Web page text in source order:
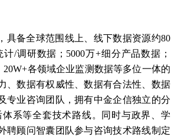
具备全球范围线上、线下数据资源约80
/调研数据；5000万+细分产品数据；
各领域企业监测数据等多位一体的
、数据有权威性、数据有合法性、数据
专业咨询团队，拥有中金企信独立的分
系等全套技术路线。同时与政界、学
聘顾问智囊团队参与咨询技术路线制定